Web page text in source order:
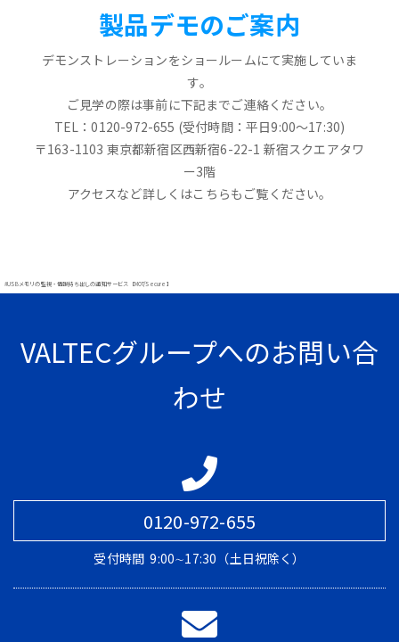
製品デモのご案内
デモンストレーションをショールームにて実施していま
す。
ご見学の際は事前に下記までご連絡ください。
TEL：0120-972-655 (受付時間：平日9:00～17:30)
〒163-1103 東京都新宿区西新宿6-22-1 新宿スクエアタワ
ー3階
アクセスなど詳しくはこちらもご覧ください。
#USBメモリの監視・情報持ち出しの通知サービス【MOT/Secure】
VALTECグループへのお問い合
わせ
0120-972-655
受付時間 9:00∼17:30（土日祝除く）